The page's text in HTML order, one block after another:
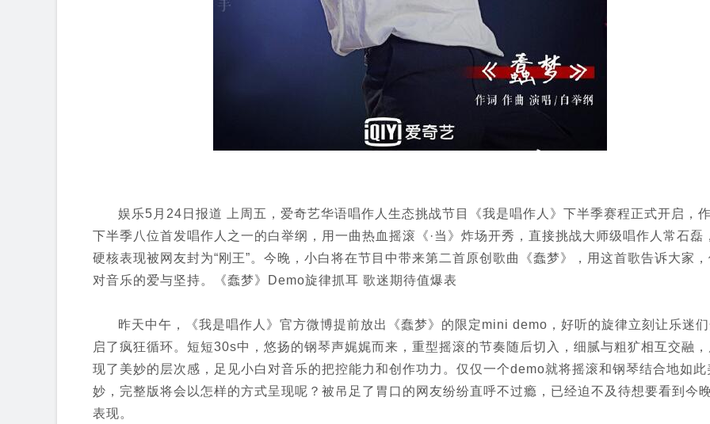
娱乐5月24日报道 上周五，爱奇艺华语唱作人生态挑战节目《我是唱作人》下半季赛程正式开启，
下半季八位首发唱作人之一的白举纲，用一曲热血摇滚《·当》炸场开秀，直接挑战大师级唱作人常石磊
硬核表现被网友封为“刚王”。今晚，小白将在节目中带来第二首原创歌曲《蠢梦》，用这首歌告诉大家
对音乐的爱与坚持。《蠢梦》Demo旋律抓耳 歌迷期待值爆表
昨天中午，《我是唱作人》官方微博提前放出《蠢梦》的限定mini demo，好听的旋律立刻让乐迷
启了疯狂循环。短短30s中，悠扬的钢琴声娓娓而来，重型摇滚的节奏随后切入，细腻与粗犷相互交融
现了美妙的层次感，足见小白对音乐的把控能力和创作功力。仅仅一个demo就将摇滚和钢琴结合地如此
妙，完整版将会以怎样的方式呈现呢？被吊足了胃口的网友纷纷直呼不过瘾，已经迫不及待想要看到今
表现。